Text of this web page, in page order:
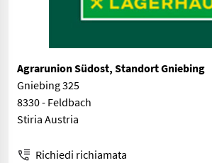
Agrarunion Südost, Standort Gniebing
Gniebing 325
8330 - Feldbach
Stiria Austria
Richiedi richiamata